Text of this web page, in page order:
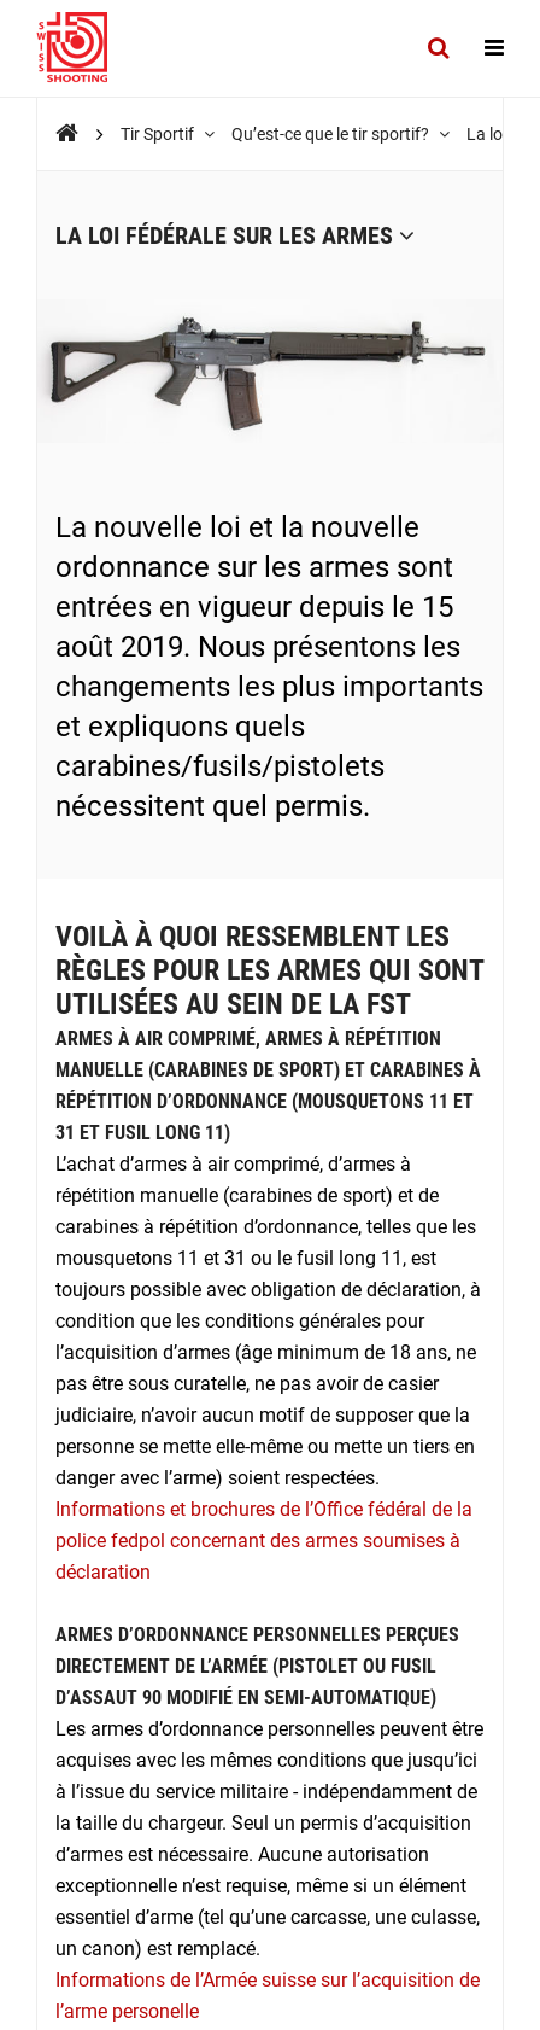
Tir Sportif Qu’est-ce que le tir sportif? La loi
LA LOI FÉDÉRALE SUR LES ARMES
La nouvelle loi et la nouvelle
ordonnance sur les armes sont
entrées en vigueur depuis le 15
août 2019. Nous présentons les
changements les plus importants
et expliquons quels
carabines/fusils/pistolets
nécessitent quel permis.
VOILÀ À QUOI RESSEMBLENT LES
RÈGLES POUR LES ARMES QUI SONT
UTILISÉES AU SEIN DE LA FST
ARMES À AIR COMPRIMÉ, ARMES À RÉPÉTITION
MANUELLE (CARABINES DE SPORT) ET CARABINES À
RÉPÉTITION D’ORDONNANCE (MOUSQUETONS 11 ET
31 ET FUSIL LONG 11)
L’achat d’armes à air comprimé, d’armes à
répétition manuelle (carabines de sport) et de
carabines à répétition d’ordonnance, telles que les
mousquetons 11 et 31 ou le fusil long 11, est
toujours possible avec obligation de déclaration, à
condition que les conditions générales pour
l’acquisition d’armes (âge minimum de 18 ans, ne
pas être sous curatelle, ne pas avoir de casier
judiciaire, n’avoir aucun motif de supposer que la
personne se mette elle-même ou mette un tiers en
danger avec l’arme) soient respectées.
Informations et brochures de l’Office fédéral de la
police fedpol concernant des armes soumises à
déclaration
ARMES D’ORDONNANCE PERSONNELLES PERÇUES
DIRECTEMENT DE L’ARMÉE (PISTOLET OU FUSIL
D’ASSAUT 90 MODIFIÉ EN SEMI-AUTOMATIQUE)
Les armes d’ordonnance personnelles peuvent être
acquises avec les mêmes conditions que jusqu’ici
à l’issue du service militaire - indépendamment de
la taille du chargeur. Seul un permis d’acquisition
d’armes est nécessaire. Aucune autorisation
exceptionnelle n’est requise, même si un élément
essentiel d’arme (tel qu’une carcasse, une culasse,
un canon) est remplacé.
Informations de l’Armée suisse sur l’acquisition de
l’arme personelle